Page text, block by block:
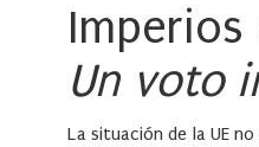
Un voto
La situación de la UE